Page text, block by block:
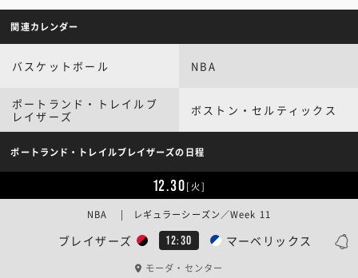
関連カレンダー
バスケットボール NBA
ポートランド・トレイルブ
レイザーズ
ボストン・セルティックス
ポートランド・トレイルブレイザーズの日程
12.30[火]
ブレイザーズ 12:30 マーベリックス
NBA | レギュラーシーズン／Week 11
モーダ・センター